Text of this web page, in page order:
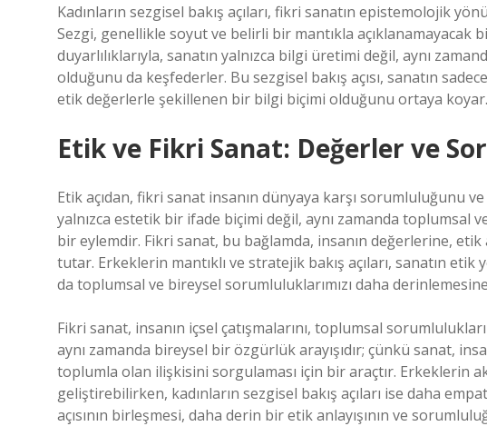
Kadınların sezgisel bakış açıları, fikri sanatın epistemolojik
Sezgi, genellikle soyut ve belirli bir mantıkla açıklanamayacak
duyarlılıklarıyla, sanatın yalnızca bilgi üretimi değil, aynı
olduğunu da keşfederler. Bu sezgisel bakış açısı, sanatın
etik değerlerle şekillenen bir bilgi biçimi olduğunu ortaya koyar.
Etik ve Fikri Sanat: Değerler ve
Etik açıdan, fikri sanat insanın dünyaya karşı sorumluluğunu
yalnızca estetik bir ifade biçimi değil, aynı zamanda toplumsal
bir eylemdir. Fikri sanat, bu bağlamda, insanın değerlerine, etik
tutar. Erkeklerin mantıklı ve stratejik bakış açıları, sanatın
da toplumsal ve bireysel sorumluluklarımızı daha
Fikri sanat, insanın içsel çatışmalarını, toplumsal
aynı zamanda bireysel bir özgürlük arayışıdır; çünkü sanat,
toplumla olan ilişkisini sorgulaması için bir araçtır. Erkeklerin
geliştirebilirken, kadınların sezgisel bakış açıları ise daha
açısının birleşmesi, daha derin bir etik anlayışının ve